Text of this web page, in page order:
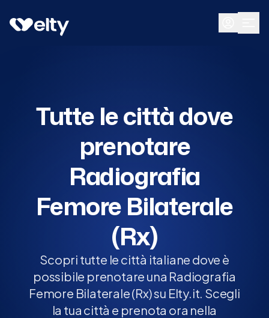
Prenota visita
Tutte le città dove
prenotare
Radiografia
Femore Bilaterale
(Rx)
Scopri tutte le città italiane dove è
possibile prenotare una Radiografia
Femore Bilaterale (Rx) su Elty.it. Scegli
la tua città e prenota ora nella